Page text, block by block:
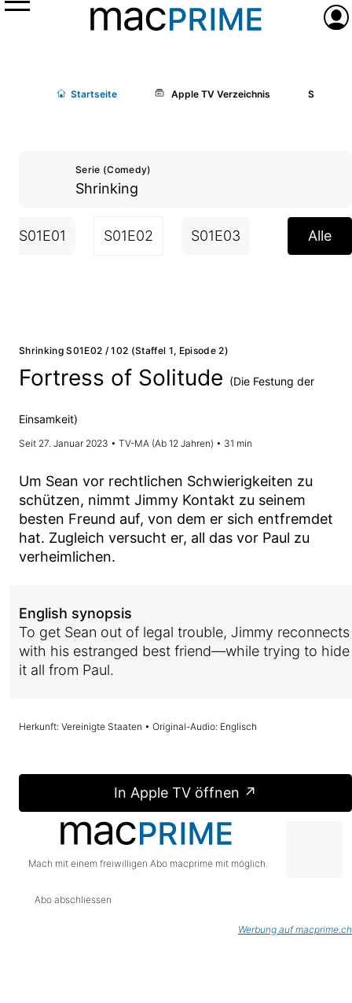
Menü
Startseite Apple TV Verzeichnis Shrinking
Serie (Comedy)
Shrinking
S01E01 S01E02 S01E03 S01E04
Alle
Shrinking S01E02 / 102 (Staffel 1, Episode 2)
Fortress of Solitude (Die Festung der
Einsamkeit)
Seit 27. Januar 2023 • TV-MA (Ab 12 Jahren) • 31 min
Um Sean vor rechtlichen Schwierigkeiten zu
schützen, nimmt Jimmy Kontakt zu seinem
besten Freund auf, von dem er sich entfremdet
hat. Zugleich versucht er, all das vor Paul zu
verheimlichen.
English synopsis
To get Sean out of legal trouble, Jimmy reconnects
with his estranged best friend—while trying to hide
it all from Paul.
Herkunft: Vereinigte Staaten • Original-Audio: Englisch
In Apple TV öffnen ↗
Mach mit einem freiwilligen Abo macprime mit möglich.
Abo abschliessen
Werbung auf macprime.ch